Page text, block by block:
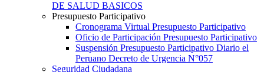
DE SALUD BASICOS
Presupuesto Participativo
Cronograma Virtual Presupuesto Participativo
Oficio de Participación Presupuesto Participativo
Suspensión Presupuesto Participativo Diario el
Peruano Decreto de Urgencia N°057
Seguridad Ciudadana